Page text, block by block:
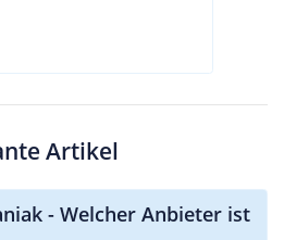
Artikel
- Welcher Anbieter ist